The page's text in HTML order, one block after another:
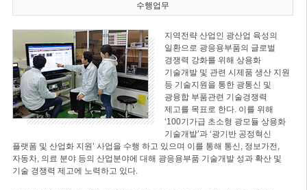
수행업무
지역전략 산업인 광산업 육성의
일환으로 광응용부품의 글로벌
경쟁력 강화를 위해 상용화
기술개발 및 관련 시제품 생산 지원
등 기술지원을 통한 광통신 및
광융합 부품관련 기술경쟁력
제고를 목표로 한다. 이를 위해
‘100기가급 초소형 광모듈 상용화
기술개발’과 ‘광기반 공정혁신
플랫폼 및 산업화 지원’ 사업을 수행 하고 있으며 이를 통해 통신, 정보가전,
자동차, 의료 분야 등의 산업분야에 대해 광응용부품 기술개발 성과 확산 및
기술 경쟁력 제고에 노력하고 있다.